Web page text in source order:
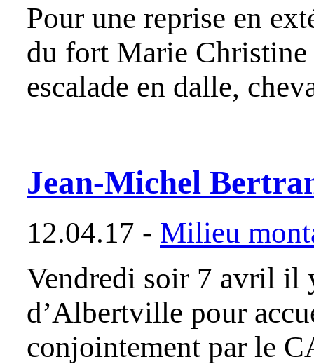
Pour une reprise en
du fort Marie
escalade en dalle,
Jean-Michel
12.04.17 - Milieu
Vendredi soir 7 avril il
d’Albertville pour
conjointement par le